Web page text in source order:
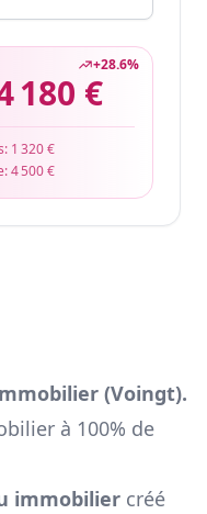
+28.6%
180 €
1 320 €
4 500 €
(Voingt).
à 100% de
immobilier créé